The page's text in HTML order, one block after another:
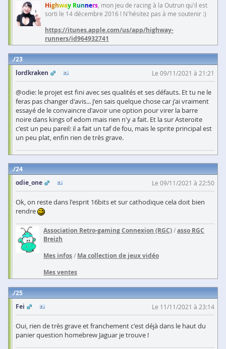
Highway Runners , mon jeu de racing à la Outrun qu'il est
sorti le 14 décembre 2016 ! N'hésitez pas à me soutenir :)
https://itunes.apple.com/us/app/highway-
runners/id964932741
23
lordkraken
Le 09/11/2021 à 21:21
@odie: le projet est fini avec ses qualités et ses défauts. Et tu ne le
feras pas changer d'avis... J'en sais quelque chose car j'ai vraiment
essayé de le convaincre d'avoir une option pour virer la barre
noire dans kings of edom mais rien n'y a fait. Et la sur Asteroite
c'est un peu pareil: il a fait un taf de fou, mais le sprite principal est
un peu plat, enfin rien de très grave.
24
odie_one
Le 09/11/2021 à 22:50
Ok, on reste dans l'esprit 16bits et sur cathodique cela doit bien
rendre
Association Retro-gaming Connexion (RGC)/asso RGC
Breizh
Mes infos/ Ma collection de jeux vidéo
Mes ventes
25
Fei
Le 11/11/2021 à 23:14
Oui, rien de très grave et franchement c'est déjà dans le haut du
panier question homebrew Jaguar je trouve !